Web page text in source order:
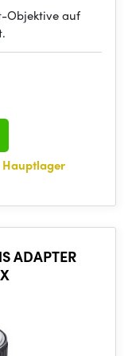
Objektive auf
Hauptlager
ADAPTER